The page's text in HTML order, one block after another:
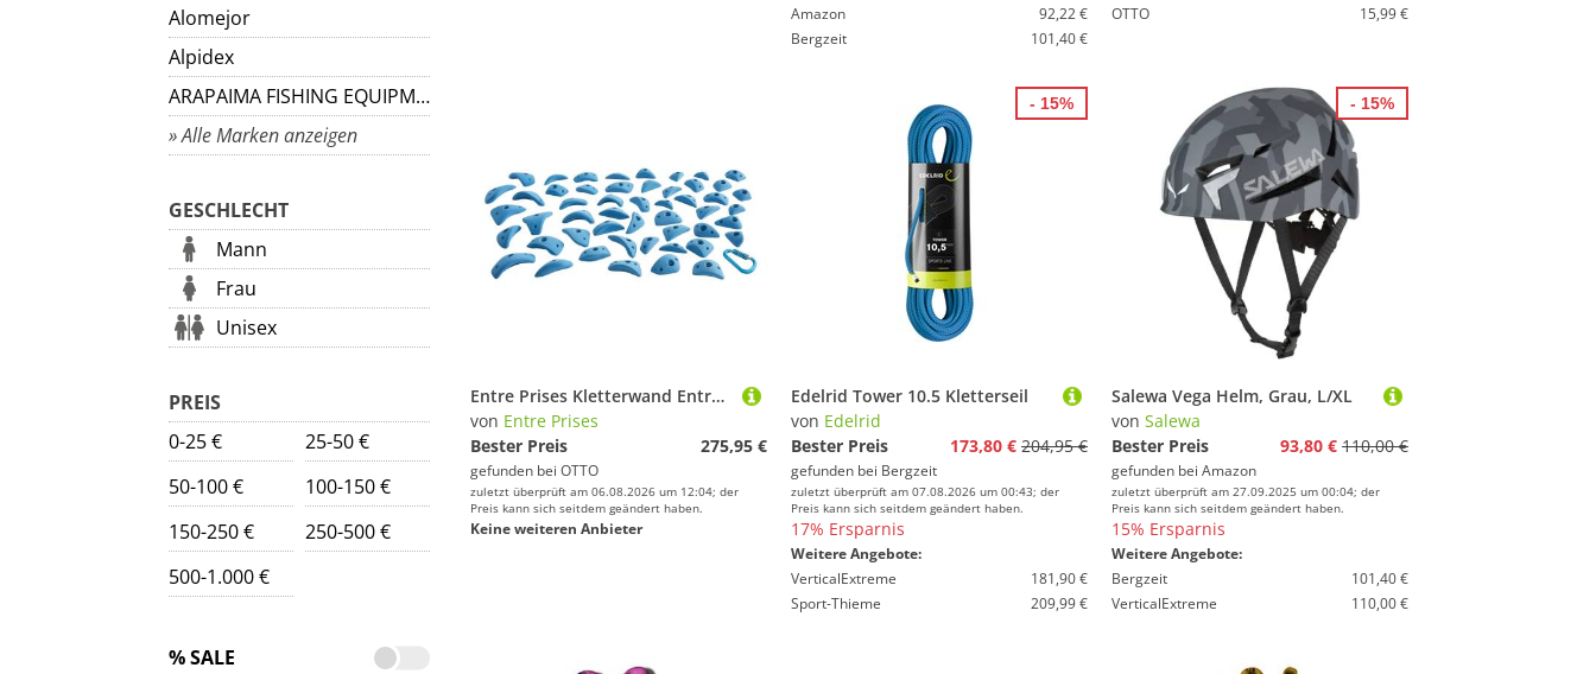
Alomejor
Alpidex
ARAPAIMA FISHING EQUIPMENT
» Alle Marken anzeigen
GESCHLECHT
Mann
Frau
Unisex
PREIS
0-25 €
25-50 €
50-100 €
100-150 €
150-250 €
250-500 €
500-1.000 €
% SALE
Amazon
92,22 €
Bergzeit
101,40 €
OTTO
15,99 €
Entre Prises Kletterwand Entre Prises Klettergriffe Club 50
von Entre Prises
Bester Preis
275,95 €
gefunden bei OTTO
zuletzt überprüft am 06.08.2026 um 12:04; der
Preis kann sich seitdem geändert haben.
Keine weiteren Anbieter
Edelrid Tower 10.5 Kletterseil
von Edelrid
Bester Preis
173,80 € 204,95 €
gefunden bei Bergzeit
zuletzt überprüft am 07.08.2026 um 00:43; der
Preis kann sich seitdem geändert haben.
17% Ersparnis
Weitere Angebote:
VerticalExtreme
181,90 €
Sport-Thieme
209,99 €
- 15%
Salewa Vega Helm, Grau, L/XL
von Salewa
Bester Preis
93,80 € 110,00 €
gefunden bei Amazon
zuletzt überprüft am 27.09.2025 um 00:04; der
Preis kann sich seitdem geändert haben.
15% Ersparnis
Weitere Angebote:
Bergzeit
101,40 €
VerticalExtreme
110,00 €
- 15%